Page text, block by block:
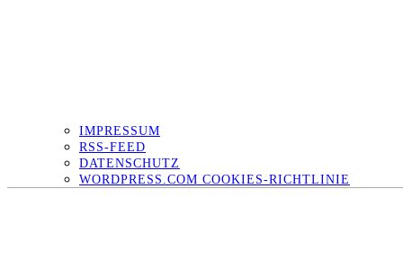
IMPRESSUM
RSS-FEED
DATENSCHUTZ
WORDPRESS.COM COOKIES-RICHTLINIE